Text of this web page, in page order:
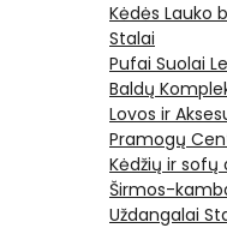
Kėdės Lauko
Stalai
Pufai Suolai
Baldų
Lovos ir
Pramogų
Kėdžių ir sofų
Širmos-
Uždangalai